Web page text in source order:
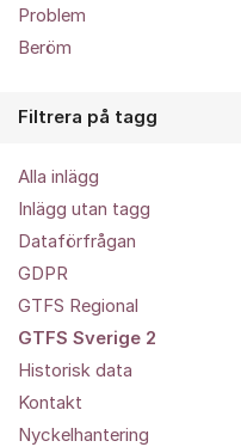
Problem
Beröm
Filtrera på tagg
Alla inlägg
Inlägg utan tagg
Dataförfrågan
GDPR
GTFS Regional
GTFS Sverige 2
Historisk data
Kontakt
Nyckelhantering